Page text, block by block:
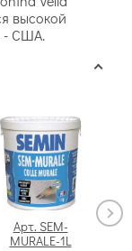
высокой
- США.
Арт. SEM-
MURALE-1L